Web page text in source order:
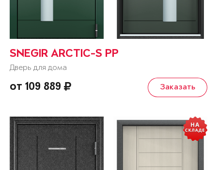
SNEGIR ARCTIC-S PP
Дверь для дома
от 109 889 Заказать